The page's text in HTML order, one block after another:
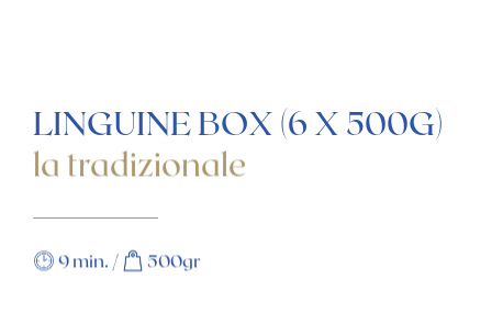
LE
SPECIALI
B2B
ITA/ENG
ITALIANO
ENGLISH
LINGUINE BOX (6 X 500G)
la tradizionale
9 min. / 500gr